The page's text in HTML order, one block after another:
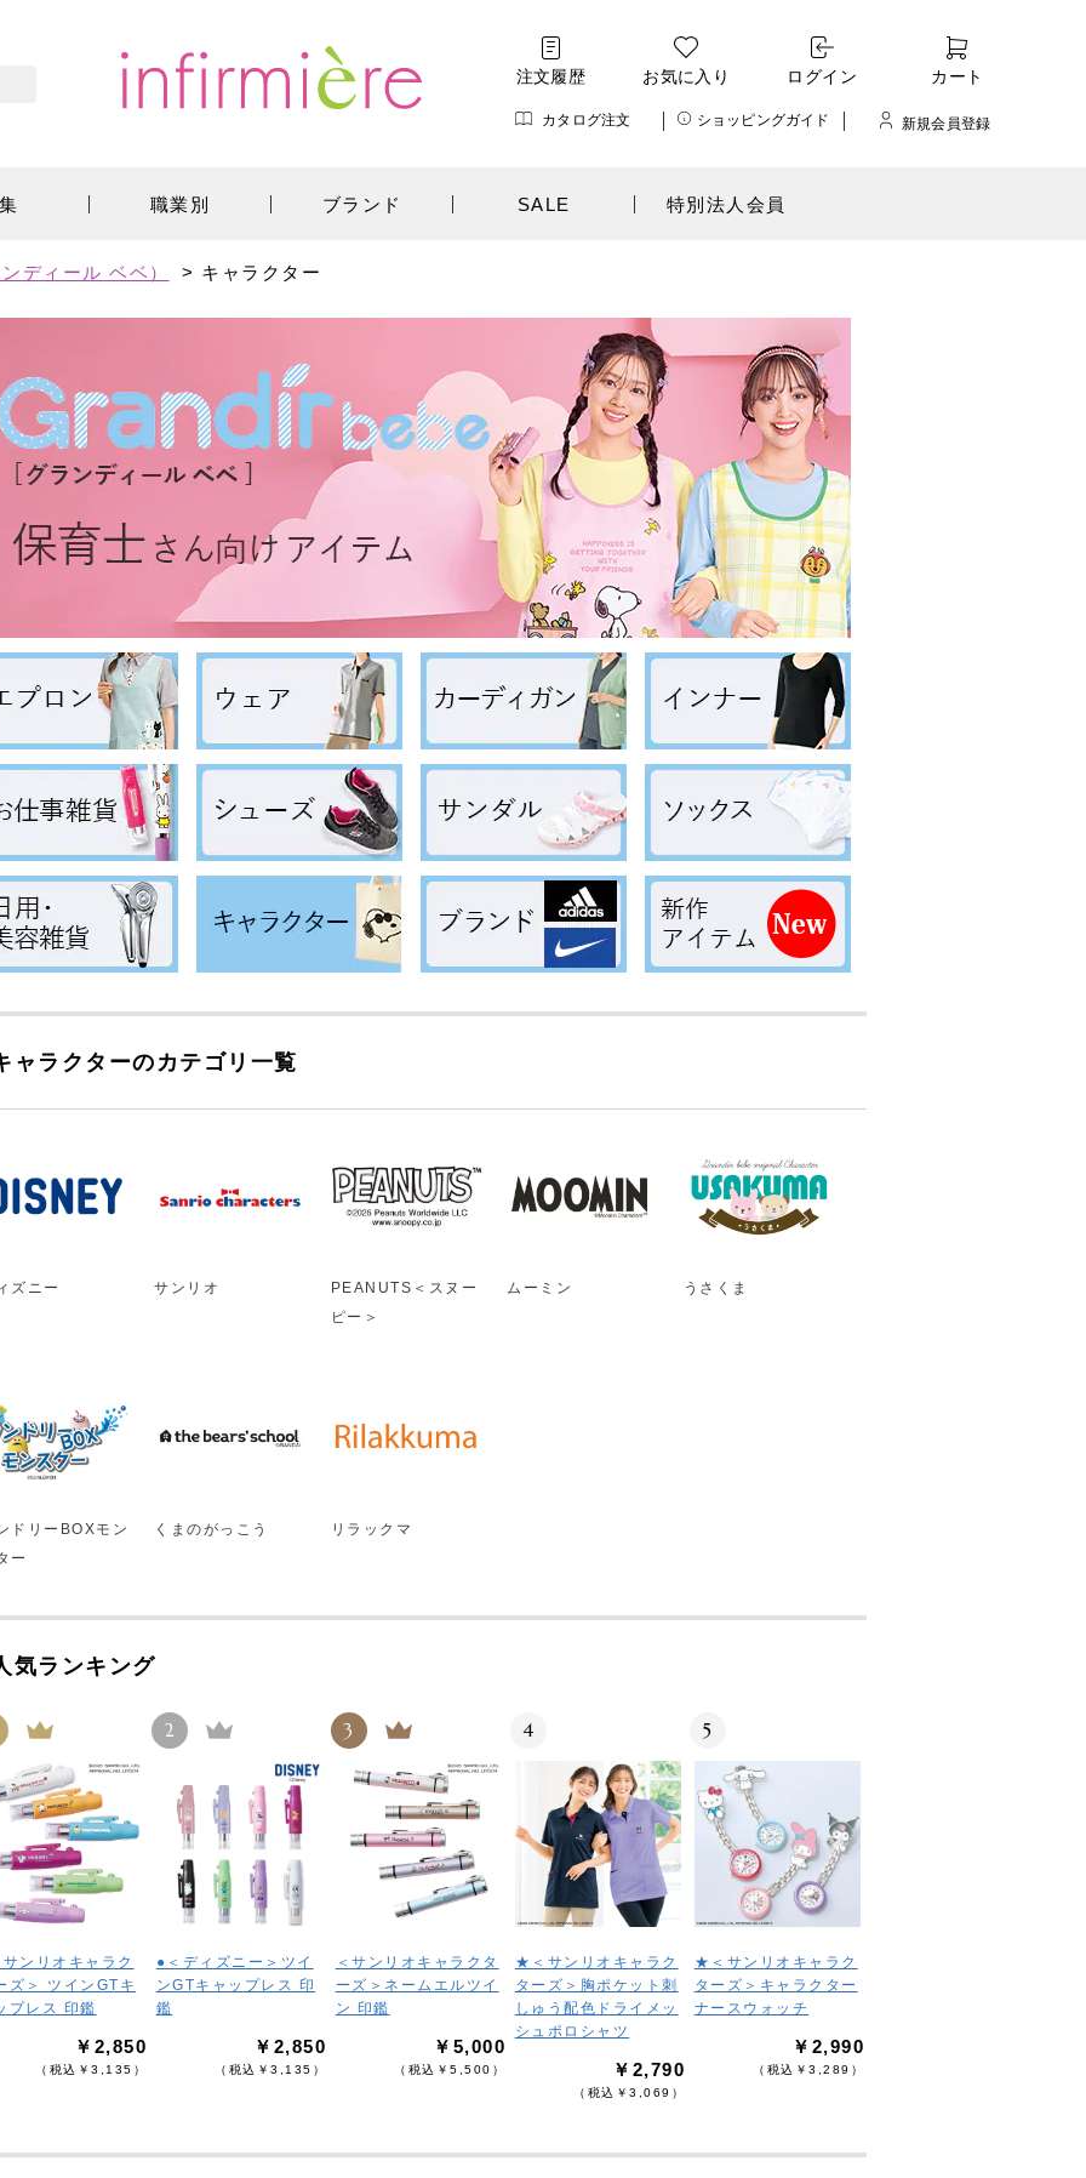
注文履歴 お気に入り ログイン カート
カタログ注文 ショッピングガイド 新規会員登録
職業別 ブランド SALE 特別法人会員
ディール ベベ） > キャラクター
ャラクターのカテゴリ一覧
ズニー サンリオ
PEANUTS＜スヌー
ピー＞
ムーミン うさくま
ドリーBOXモン
ー
くまのがっこう リラックマ
気ランキング
サンリオキャラク
ズ＞ ツインGTキ
プレス 印鑑
￥2,850
（税込￥3,135）
2
●＜ディズニー＞ツイ
ンGTキャップレス 印
鑑
￥2,850
（税込￥3,135）
3
＜サンリオキャラクタ
ーズ＞ネームエルツイ
ン 印鑑
￥5,000
（税込￥5,500）
4
★＜サンリオキャラク
ターズ＞胸ポケット刺
しゅう配色ドライメッ
シュポロシャツ
￥2,790
（税込￥3,069）
5
★＜サンリオキャラク
ターズ＞キャラクター
ナースウォッチ
￥2,990
（税込￥3,289）